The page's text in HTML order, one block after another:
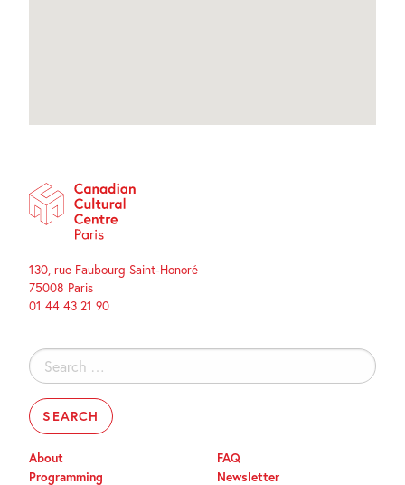
130, rue Faubourg Saint-Honoré
75008 Paris
01 44 43 21 90
Search
for:
About
Programming
FAQ
Newsletter